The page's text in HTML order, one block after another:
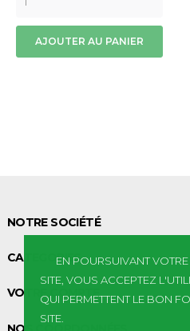
EN POURSUIVANT
SITE, VOUS ACCEPTEZ
QUI PERMETTENT LE BON
SITE.
AJOUTER AU PANIER
NOTRE SOCIÉTÉ
CATEGORIES
VOTRE COMPTE